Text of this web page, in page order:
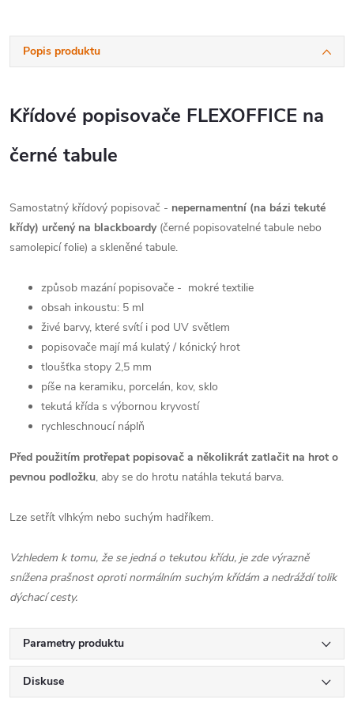
Popis produktu
Křídové popisovače FLEXOFFICE na
černé tabule
Samostatný křídový popisovač - nepernamentní (na bázi tekuté
křídy) určený na blackboardy(černé popisovatelné tabule nebo
samolepicí folie) a skleněné tabule.
způsob mazání popisovače - mokré textilie
obsah inkoustu: 5 ml
živé barvy, které svítí i pod UV světlem
popisovače mají má kulatý / kónický hrot
tloušťka stopy 2,5 mm
píše na keramiku, porcelán, kov, sklo
tekutá křída s výbornou kryvostí
rychleschnoucí náplň
Před použitím protřepat popisovač a několikrát zatlačit na hrot o
pevnou podložku, aby se do hrotu natáhla tekutá barva.
Lze setřít vlhkým nebo suchým hadříkem.
Vzhledem k tomu, že se jedná o tekutou křídu, je zde výrazně
snížena prašnost oproti normálním suchým křídám a nedráždí tolik
dýchací cesty.
Parametry produktu
Diskuse